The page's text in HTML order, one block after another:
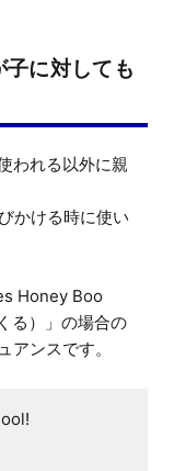
子に対しても
われる以外に親
かける時に使い
Honey Boo
る）」の場合の
アンスです。